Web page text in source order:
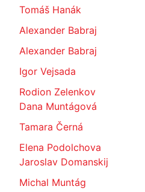
Tomáš Hanák
Alexander Babraj
Alexander Babraj
Igor Vejsada
Rodion Zelenkov
Dana Muntágová
Tamara Černá
Elena Podolchova
Jaroslav Domanskij
Michal Muntág